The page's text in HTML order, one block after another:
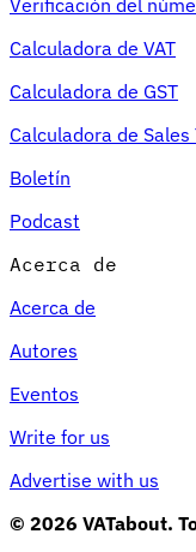
Calculadora de VAT
Calculadora de GST
Calculadora de Sales
Boletín
Podcast
Acerca de
Acerca de
Autores
Eventos
Write for us
Advertise with us
© 2026 VATabout.